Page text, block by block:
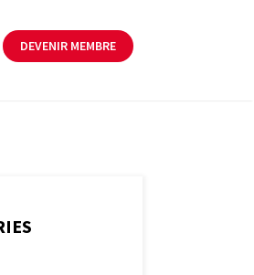
DEVENIR MEMBRE